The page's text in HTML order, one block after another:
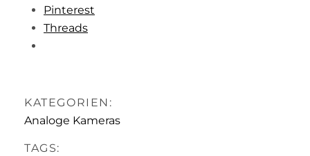
Pinterest
Threads
KATEGORIEN:
Analoge Kameras
TAGS: